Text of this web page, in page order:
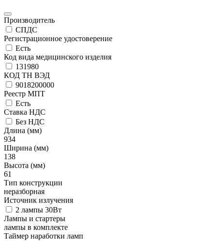
Производитель
СПДС
Регистрационное удостоверение
Есть
Код вида медицинского изделия
131980
КОД ТН ВЭД
9018200000
Реестр МПТ
Есть
Ставка НДС
Без НДС
Длина (мм)
934
Ширина (мм)
138
Высота (мм)
61
Тип конструкции
неразборная
Источник излучения
2 лампы 30Вт
Лампы и стартеры
лампы в комплекте
Таймер наработки ламп